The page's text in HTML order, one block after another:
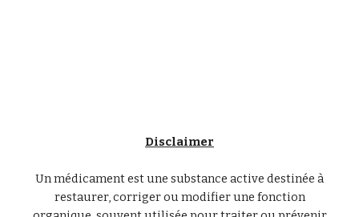
Disclaimer
Un médicament est une substance active destinée à
restaurer, corriger ou modifier une fonction